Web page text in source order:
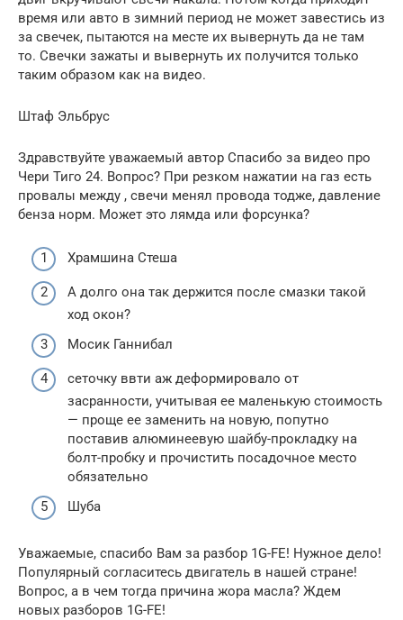
время или авто в зимний период не может завестись из
за свечек, пытаются на месте их вывернуть да не там
то. Свечки зажаты и вывернуть их получится только
таким образом как на видео.
Штаф Эльбрус
Здравствуйте уважаемый автор Спасибо за видео про
Чери Тиго 24. Вопрос? При резком нажатии на газ есть
провалы между , свечи менял провода тодже, давление
бенза норм. Может это лямда или форсунка?
Храмшина Стеша
А долго она так держится после смазки такой
ход окон?
Мосик Ганнибал
сеточку ввти аж деформировало от
засранности, учитывая ее маленькую стоимость
— проще ее заменить на новую, попутно
поставив алюминеевую шайбу-прокладку на
болт-пробку и прочистить посадочное место
обязательно
Шуба
Уважаемые, спасибо Вам за разбор 1G-FE! Нужное дело!
Популярный согласитесь двигатель в нашей стране!
Вопрос, а в чем тогда причина жора масла? Ждем
новых разборов 1G-FE!